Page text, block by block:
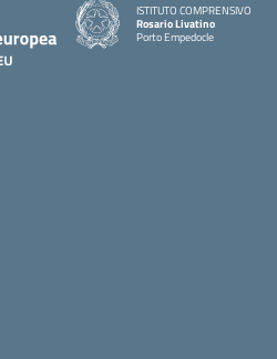
ISTITUTO COMPRENSIVO
Rosario Livatino
Porto Empedocle